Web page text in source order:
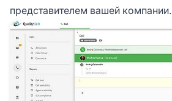
представителем вашей компании.